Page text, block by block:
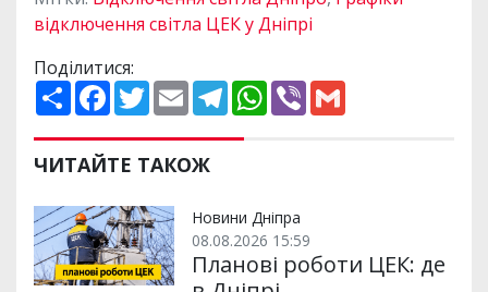
відключення світла ЦЕК у Дніпрі
Поділитися:
П
о
и
р
и
и
F
a
e
b
o
k
T
w
t
t
e
E
m
i
l
T
e
e
m
W
h
p
V
ЧИТАЙТЕ ТАКОЖ
Новини Дніпра
08.08.2026 15:59
Планові роботи ЦЕК: де